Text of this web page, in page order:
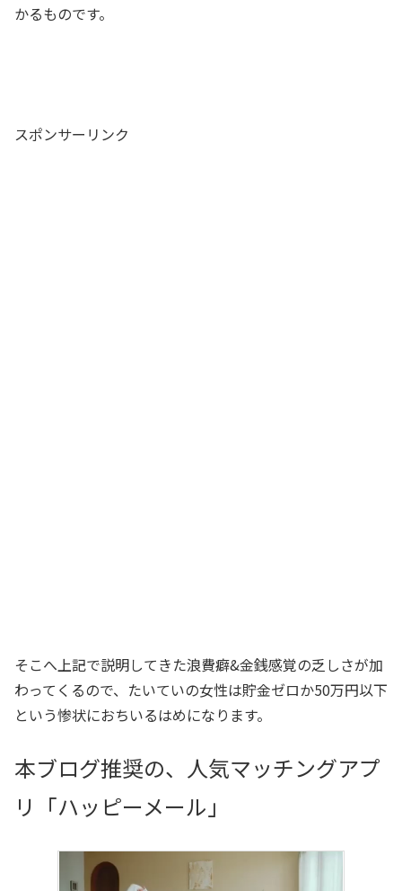
かるものです。
スポンサーリンク
そこへ上記で説明してきた浪費癖&金銭感覚の乏しさが加
わってくるので、たいていの女性は貯金ゼロか50万円以下
という惨状におちいるはめになります。
本ブログ推奨の、人気マッチングアプ
リ「ハッピーメール」